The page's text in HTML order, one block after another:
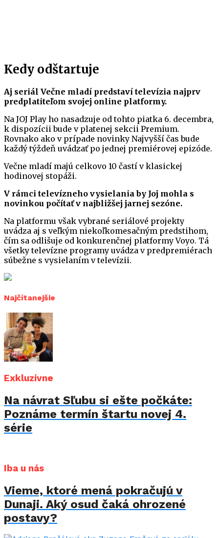
Kedy odštartuje
Aj seriál Večne mladí predstaví televízia najprv
predplatiteľom svojej online platformy.
Na JOJ Play ho nasadzuje od tohto piatka 6. decembra,
k dispozícii bude v platenej sekcii Premium.
Rovnako ako v prípade novinky Najvyšší čas bude
každý týždeň uvádzať po jednej premiérovej epizóde.
Večne mladí majú celkovo 10 častí v klasickej
hodinovej stopáži.
V rámci televízneho vysielania by Joj mohla s
novinkou počítať v najbližšej jarnej sezóne.
Na platformu však vybrané seriálové projekty
uvádza aj s veľkým niekoľkomesačným predstihom,
čím sa odlišuje od konkurenčnej platformy Voyo. Tá
všetky televízne programy uvádza v predpremiérach
súbežne s vysielaním v televízii.
Najčítanejšie
Exkluzívne
Na návrat Sľubu si ešte počkáte:
Poznáme termín štartu novej 4.
série
Iba u nás
Vieme, ktoré mená pokračujú v
Dunaji. Aký osud čaká ohrozené
postavy?